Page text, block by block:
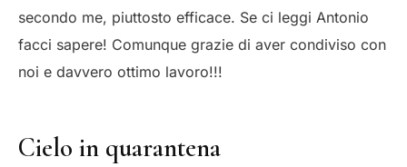
secondo me, piuttosto efficace. Se ci leggi Antonio
facci sapere! Comunque grazie di aver condiviso con
noi e davvero ottimo lavoro!!!
Cielo in quarantena